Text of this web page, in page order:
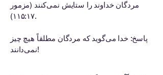
مردگان خداوند را ستایش نمی‌کنند (مزمور
۱۱۵:۱۷).
پاسخ: خدا می‌گوید که مردگان مطلقاً هیچ چیز
نمی‌دانند!